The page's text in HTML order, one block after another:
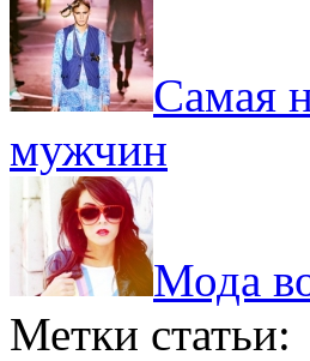
Самая
мужчин
Мода
Метки статьи: